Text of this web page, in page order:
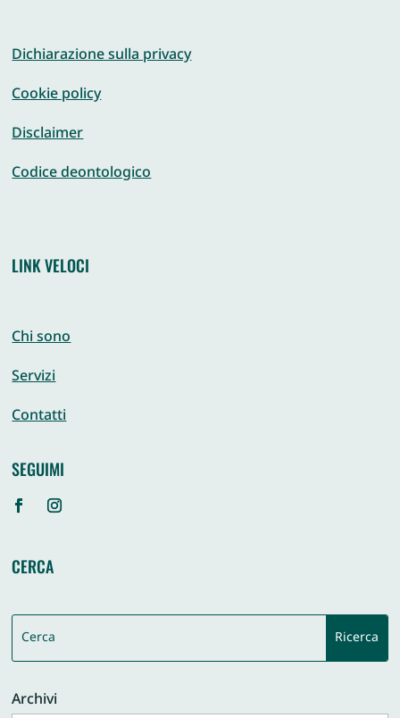
Dichiarazione sulla privacy
Cookie policy
Disclaimer
Codice deontologico
LINK VELOCI
Chi sono
Servizi
Contatti
SEGUIMI
CERCA
Archivi